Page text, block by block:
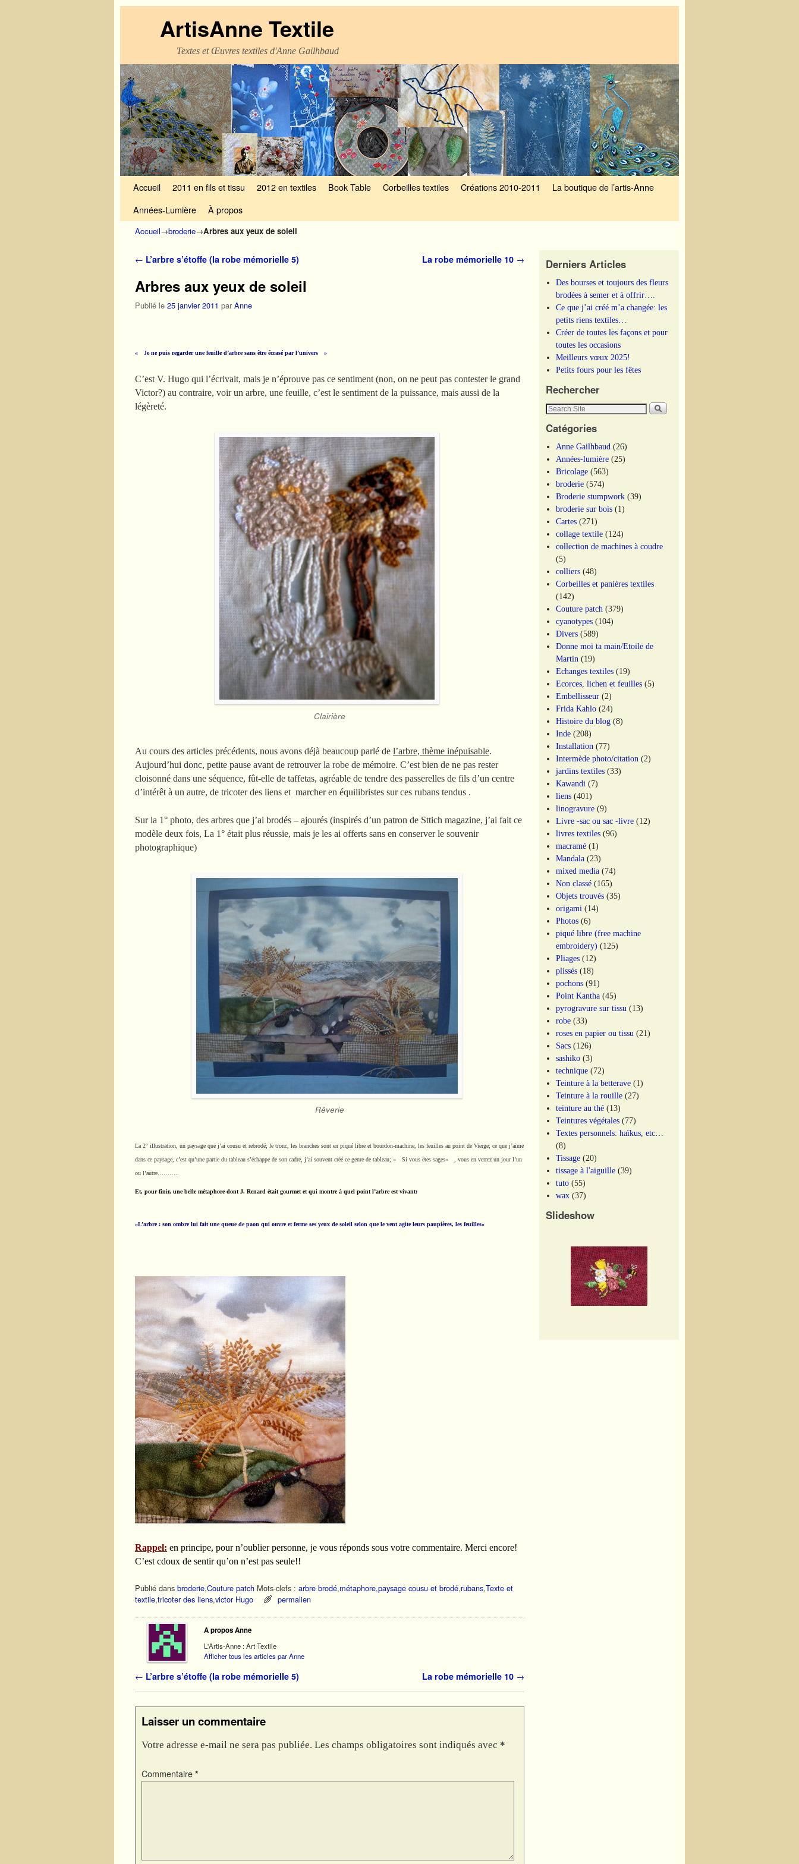
ArtisAnne Textile
Textes et Œuvres textiles d'Anne Gailhbaud
Accueil 2011 en fils et tissu 2012 en textiles Book Table Corbeilles textiles Créations 2010-2011
La boutique de l’artis-Anne
Années-Lumière
À propos
Accueil→broderie→Arbres aux yeux de soleil
Navigation des articles
← L’arbre s’étoffe (la robe mémorielle 5) La robe mémorielle 10 →
Arbres aux yeux de soleil
Publié le 25 janvier 2011 par Anne
« Je ne puis regarder une feuille d’arbre sans être écrasé par l’univers »
C’est V. Hugo qui l’écrivait, mais je n’éprouve pas ce sentiment (non, on ne peut pas contester le grand
Victor?) au contraire, voir un arbre, une feuille, c’est le sentiment de la puissance, mais aussi de la
légèreté.
Clairière
Au cours des articles précédents, nous avons déjà beaucoup parlé de l’arbre, thème inépuisable.
Aujourd’hui donc, petite pause avant de retrouver la robe de mémoire. C’est bien de ne pas rester
cloisonné dans une séquence, fût-elle de taffetas, agréable de tendre des passerelles de fils d’un centre
d’intérêt à un autre, de tricoter des liens et marcher en équilibristes sur ces rubans tendus .
Sur la 1° photo, des arbres que j’ai brodés – ajourés (inspirés d’un patron de Sttich magazine, j’ai fait ce
modèle deux fois, La 1° était plus réussie, mais je les ai offerts sans en conserver le souvenir
photographique)
Rêverie
La 2° illustration, un paysage que j’ai cousu et rebrodé; le tronc, les branches sont en piqué libre et bourdon-machine, les feuilles au point de Vierge; ce que j’aime
dans ce paysage, c’est qu’une partie du tableau s’échappe de son cadre, j’ai souvent créé ce genre de tableau; « Si vous êtes sages« , vous en verrez un jour l’un
ou l’autre………..
Et, pour finir, une belle métaphore dont J. Renard était gourmet et qui montre à quel point l’arbre est vivant:
«L’arbre : son ombre lui fait une queue de paon qui ouvre et ferme ses yeux de soleil selon que le vent agite leurs paupières, les feuilles»
Rappel: en principe, pour n’oublier personne, je vous réponds sous votre commentaire. Merci encore!
C’est cdoux de sentir qu’on n’est pas seule!!
Publié dans broderie,Couture patch Mots-clefs : arbre brodé,métaphore,paysage cousu et brodé,rubans,Texte et
textile,tricoter des liens,victor Hugo permalien
A propos Anne
L'Artis-Anne : Art Textile
Afficher tous les articles par Anne
Navigation des articles
← L’arbre s’étoffe (la robe mémorielle 5) La robe mémorielle 10 →
Laisser un commentaire
Votre adresse e-mail ne sera pas publiée. Les champs obligatoires sont indiqués avec *
Commentaire *
Derniers Articles
Des bourses et toujours des fleurs
brodées à semer et à offrir….
Ce que j’ai créé m’a changée: les
petits riens textiles…
Créer de toutes les façons et pour
toutes les occasions
Meilleurs vœux 2025!
Petits fours pour les fêtes
Rechercher
Catégories
Anne Gailhbaud (26)
Années-lumière (25)
Bricolage (563)
broderie (574)
Broderie stumpwork (39)
broderie sur bois (1)
Cartes (271)
collage textile (124)
collection de machines à coudre
(5)
colliers (48)
Corbeilles et panières textiles
(142)
Couture patch (379)
cyanotypes (104)
Divers (589)
Donne moi ta main/Etoile de
Martin (19)
Echanges textiles (19)
Ecorces, lichen et feuilles (5)
Embellisseur (2)
Frida Kahlo (24)
Histoire du blog (8)
Inde (208)
Installation (77)
Intermède photo/citation (2)
jardins textiles (33)
Kawandi (7)
liens (401)
linogravure (9)
Livre -sac ou sac -livre (12)
livres textiles (96)
macramé (1)
Mandala (23)
mixed media (74)
Non classé (165)
Objets trouvés (35)
origami (14)
Photos (6)
piqué libre (free machine
embroidery) (125)
Pliages (12)
plissés (18)
pochons (91)
Point Kantha (45)
pyrogravure sur tissu (13)
robe (33)
roses en papier ou tissu (21)
Sacs (126)
sashiko (3)
technique (72)
Teinture à la betterave (1)
Teinture à la rouille (27)
teinture au thé (13)
Teintures végétales (77)
Textes personnels: haïkus, etc…
(8)
Tissage (20)
tissage à l'aiguille (39)
tuto (55)
wax (37)
Slideshow